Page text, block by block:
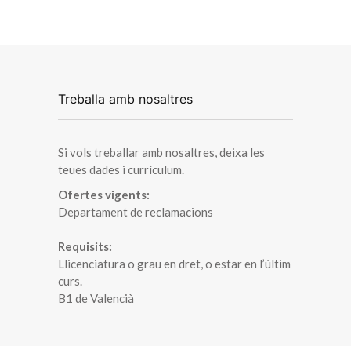
Treballa amb nosaltres
Si vols treballar amb nosaltres, deixa les
teues dades i currículum.
Ofertes vigents:
Departament de reclamacions
Requisits:
Llicenciatura o grau en dret, o estar en l’últim
curs.
B1 de Valencià